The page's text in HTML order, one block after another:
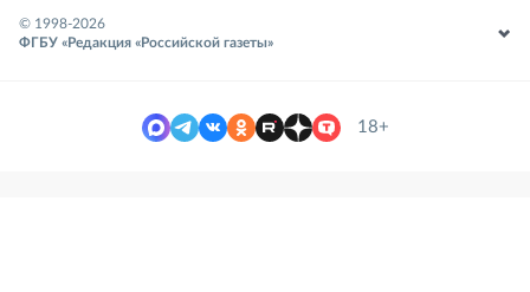
© 1998-2026
ФГБУ «Редакция «Российской газеты»
18+